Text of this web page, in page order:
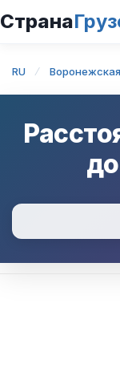
Страна
RU
до